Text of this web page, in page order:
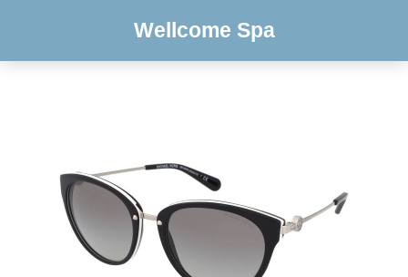
Wellcome Spa